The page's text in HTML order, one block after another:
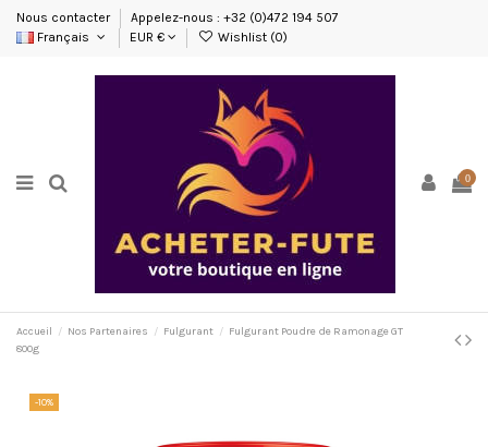
Nous contacter
Appelez-nous : +32 (0)472 194 507
Français
EUR € Wishlist (0)
0
Accueil Nos Partenaires Fulgurant
Fulgurant Poudre de Ramonage GT
800g
-10%